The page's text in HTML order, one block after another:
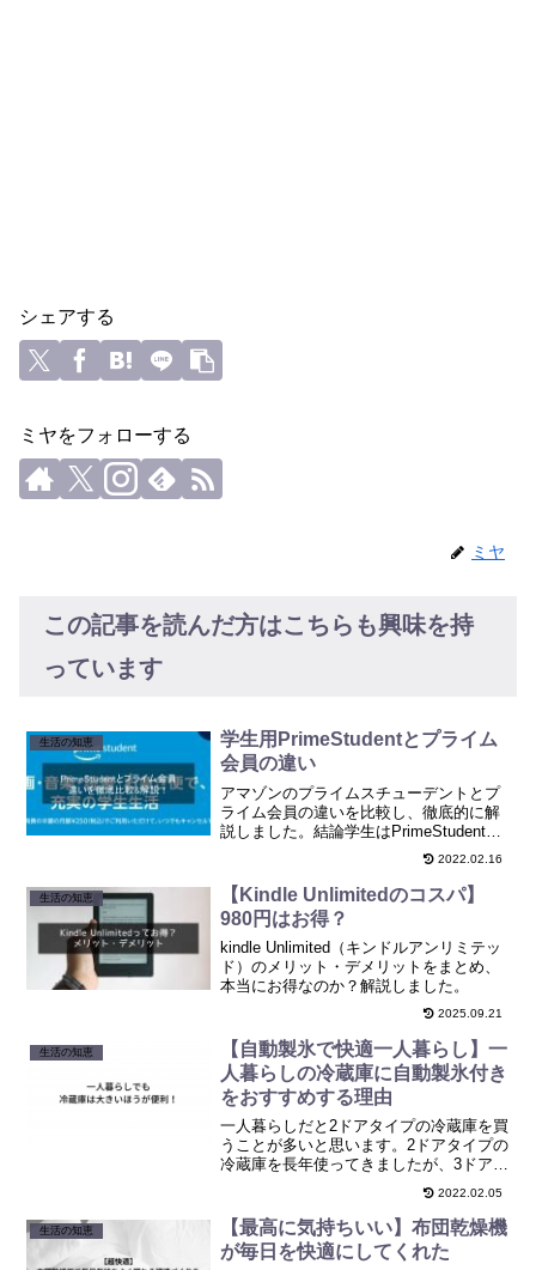
シェアする
ミヤをフォローする
ミヤ
この記事を読んだ方はこちらも興味を持
っています
生活の知恵
学生用PrimeStudentとプライム
会員の違い
アマゾンのプライムスチューデントとプ
ライム会員の違いを比較し、徹底的に解
説しました。結論学生はPrimeStudent一
2022.02.16
生活の知恵
【Kindle Unlimitedのコスパ】
980円はお得？
kindle Unlimited（キンドルアンリミテッ
ド）のメリット・デメリットをまとめ、
本当にお得なのか？解説しました。
2025.09.21
生活の知恵
【自動製氷で快適一人暮らし】一
人暮らしの冷蔵庫に自動製氷付き
をおすすめする理由
一人暮らしだと2ドアタイプの冷蔵庫を買
うことが多いと思います。2ドアタイプの
冷蔵庫を長年使ってきましたが、3ドアタ
イプの冷蔵庫に買い替え。2ドアの何が悪
くて3ドアの冷蔵庫を購入したのか、結果
何が良かったのか、そして悪かったのか
をまとめました
2022.02.05
生活の知恵
【最高に気持ちいい】布団乾燥機
が毎日を快適にしてくれた